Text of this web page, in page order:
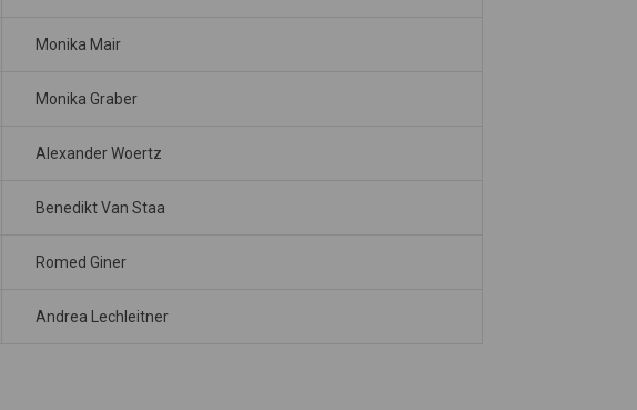
Monika Mair
Monika Graber
Alexander Woertz
Benedikt Van Staa
Romed Giner
Andrea Lechleitner